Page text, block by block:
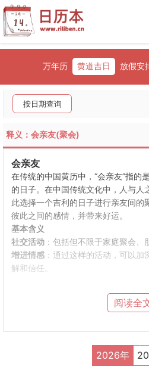
万年历 黄道吉日 放假安
按日期查询
释义：会亲友(聚会)
会亲友
在传统的中国黄历中，“会亲友”指的
的日子。在中国传统文化中，人与人
此选择一个吉利的日子进行亲友间的
彼此之间的感情，并带来好运。
基本含义
社交活动：包括但不限于家庭聚会、
增进情感：通过这样的活动，可以加
解和信任。
到神明的庇佑，使活动更加顺利且充
为比较适合进行社交活动。
根据参与人员的特点准备相应的话题
阅读全
2026年